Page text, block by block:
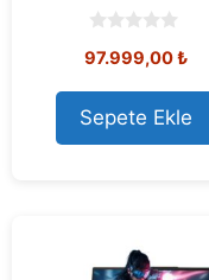
o
t
o
f
5
97.999,00₺
Sepete Ekle